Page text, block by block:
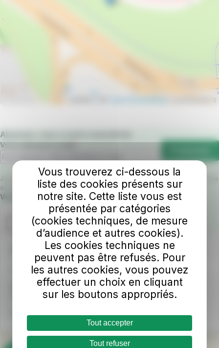
contributors
Abonnez-vous à notre newsletter
Votre adresse e-mail
J’accepte que RD Laval Agglomération utilise mon email pour m’envoyer les
actualités du réseau TUL.
Champ requis
Veuillez confirmer que vous n'êtes pas un robot.
Une question ?
INFO TUL au 02 43 53 00 00
Horaires d'ouverture
Du lundi au samedi : 8h - 18h sans interruption
Nous écrire
Vous trouverez ci-dessous la
liste des cookies présents sur
notre site. Cette liste vous est
présentée par catégories
(cookies techniques, de mesure
d’audience et autres cookies).
Les cookies techniques ne
peuvent pas être refusés. Pour
les autres cookies, vous pouvez
effectuer un choix en cliquant
sur les boutons appropriés.
Tout accepter
Tout refuser